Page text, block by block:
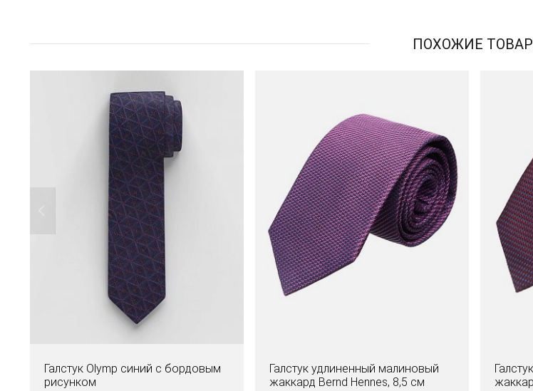
ПОХОЖИЕ
Галстук Olymp синий с бордовым
рисунком
Галстук удлиненный малиновый
жаккард Bernd Hennes, 8,5 см